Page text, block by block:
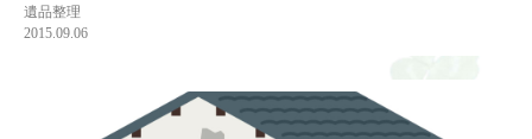
遺品整理
2015.09.06